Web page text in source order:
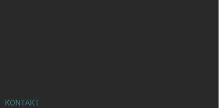
KONTAKT